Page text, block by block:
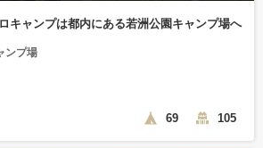
キャンプは都内にある若洲公園キャンプ場へ
ンプ場
69 105